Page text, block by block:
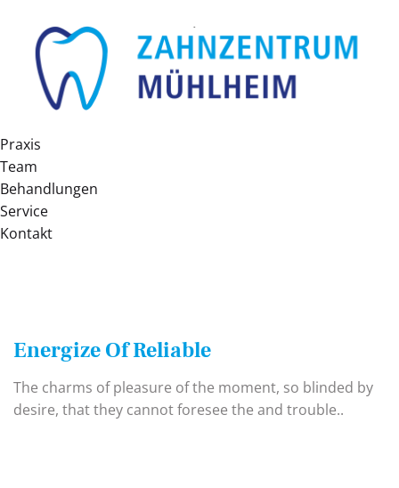
Praxis
Team
Behandlungen
Service
Kontakt
Energize Of Reliable
The charms of pleasure of the moment, so blinded by
desire, that they cannot foresee the and trouble..